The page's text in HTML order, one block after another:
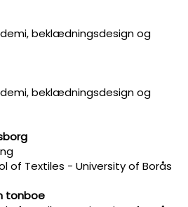
beklædningsdesign og
beklædningsdesign og
of Textiles - University of Borås
tonboe